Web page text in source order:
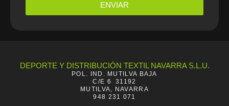
ENVIAR
DEPORTE Y DISTRIBUCIÓN TEXTIL NAVARRA S.L.U.
POL. IND. MUTILVA BAJA
C/E 6 31192
MUTILVA, NAVARRA
948 231 071